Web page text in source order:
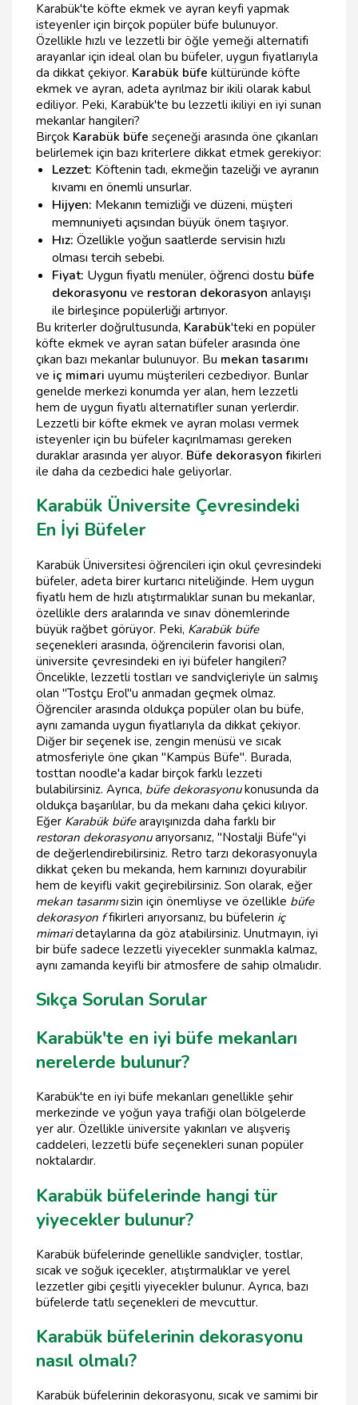
Karabük'te köfte ekmek ve ayran keyfi yapmak
isteyenler için birçok popüler büfe bulunuyor.
Özellikle hızlı ve lezzetli bir öğle yemeği alternatifi
arayanlar için ideal olan bu büfeler, uygun fiyatlarıyla
da dikkat çekiyor. Karabük büfe kültüründe köfte
ekmek ve ayran, adeta ayrılmaz bir ikili olarak kabul
ediliyor. Peki, Karabük'te bu lezzetli ikiliyi en iyi sunan
mekanlar hangileri?
Birçok Karabük büfe seçeneği arasında öne çıkanları
belirlemek için bazı kriterlere dikkat etmek gerekiyor:
Lezzet: Köftenin tadı, ekmeğin tazeliği ve ayranın
kıvamı en önemli unsurlar.
Hijyen: Mekanın temizliği ve düzeni, müşteri
memnuniyeti açısından büyük önem taşıyor.
Hız: Özellikle yoğun saatlerde servisin hızlı
olması tercih sebebi.
Fiyat: Uygun fiyatlı menüler, öğrenci dostu büfe
dekorasyonu ve restoran dekorasyon anlayışı
ile birleşince popülerliği artırıyor.
Bu kriterler doğrultusunda, Karabük'teki en popüler
köfte ekmek ve ayran satan büfeler arasında öne
çıkan bazı mekanlar bulunuyor. Bu mekan tasarımı
ve iç mimari uyumu müşterileri cezbediyor. Bunlar
genelde merkezi konumda yer alan, hem lezzetli
hem de uygun fiyatlı alternatifler sunan yerlerdir.
Lezzetli bir köfte ekmek ve ayran molası vermek
isteyenler için bu büfeler kaçırılmaması gereken
duraklar arasında yer alıyor. Büfe dekorasyon fikirleri
ile daha da cezbedici hale geliyorlar.
Karabük Üniversite Çevresindeki
En İyi Büfeler
Karabük Üniversitesi öğrencileri için okul çevresindeki
büfeler, adeta birer kurtarıcı niteliğinde. Hem uygun
fiyatlı hem de hızlı atıştırmalıklar sunan bu mekanlar,
özellikle ders aralarında ve sınav dönemlerinde
büyük rağbet görüyor. Peki, Karabük büfe
seçenekleri arasında, öğrencilerin favorisi olan,
üniversite çevresindeki en iyi büfeler hangileri?
Öncelikle, lezzetli tostları ve sandviçleriyle ün salmış
olan "Tostçu Erol"u anmadan geçmek olmaz.
Öğrenciler arasında oldukça popüler olan bu büfe,
aynı zamanda uygun fiyatlarıyla da dikkat çekiyor.
Diğer bir seçenek ise, zengin menüsü ve sıcak
atmosferiyle öne çıkan "Kampüs Büfe". Burada,
tosttan noodle'a kadar birçok farklı lezzeti
bulabilirsiniz. Ayrıca, büfe dekorasyonukonusunda da
oldukça başarılılar, bu da mekanı daha çekici kılıyor.
Eğer Karabük büfearayışınızda daha farklı bir
restoran dekorasyonuarıyorsanız, "Nostalji Büfe"yi
de değerlendirebilirsiniz. Retro tarzı dekorasyonuyla
dikkat çeken bu mekanda, hem karnınızı doyurabilir
hem de keyifli vakit geçirebilirsiniz. Son olarak, eğer
mekan tasarımısizin için önemliyse ve özellikle büfe
dekorasyon ffikirleri arıyorsanız, bu büfelerin iç
mimaridetaylarına da göz atabilirsiniz. Unutmayın, iyi
bir büfe sadece lezzetli yiyecekler sunmakla kalmaz,
aynı zamanda keyifli bir atmosfere de sahip olmalıdır.
Sıkça Sorulan Sorular
Karabük'te en iyi büfe mekanları
nerelerde bulunur?
Karabük'te en iyi büfe mekanları genellikle şehir
merkezinde ve yoğun yaya trafiği olan bölgelerde
yer alır. Özellikle üniversite yakınları ve alışveriş
caddeleri, lezzetli büfe seçenekleri sunan popüler
noktalardır.
Karabük büfelerinde hangi tür
yiyecekler bulunur?
Karabük büfelerinde genellikle sandviçler, tostlar,
sıcak ve soğuk içecekler, atıştırmalıklar ve yerel
lezzetler gibi çeşitli yiyecekler bulunur. Ayrıca, bazı
büfelerde tatlı seçenekleri de mevcuttur.
Karabük büfelerinin dekorasyonu
nasıl olmalı?
Karabük büfelerinin dekorasyonu, sıcak ve samimi bir